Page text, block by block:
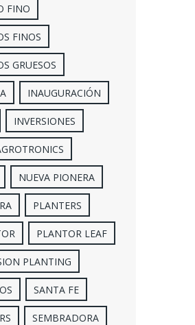
FINO
FINOS
GRUESOS
INAUGURACIÓN
INVERSIONES
NUEVA PIONERA
PLANTERS
PLANTOR LEAF
PLANTING
SANTA FE
SEMBRADORA